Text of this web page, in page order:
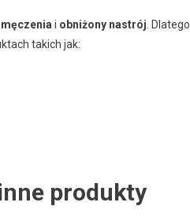
i obniżony nastrój . Dlatego
takich jak:
produkty